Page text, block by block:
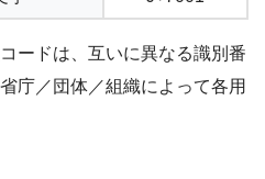
ードは、互いに異なる識別番
庁／団体／組織によって各用